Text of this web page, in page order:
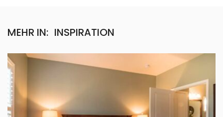
MEHR IN: INSPIRATION